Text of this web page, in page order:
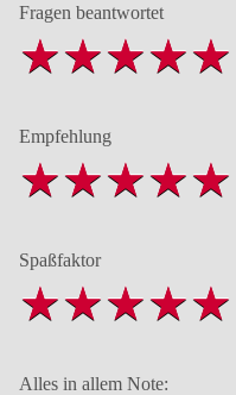
Fragen beantwortet
Empfehlung
Spaßfaktor
Alles in allem Note: